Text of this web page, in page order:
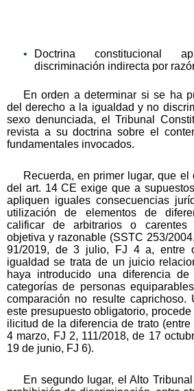
Doctrina constitucional
discriminación indirecta por
En orden a determinar si se ha
del derecho a la igualdad y no
sexo denunciada, el Tribunal
revista a su doctrina sobre el
fundamentales invocados.
Recuerda, en primer lugar, que
del art. 14 CE exige que a
apliquen iguales consecuencias
utilización de elementos de
calificar de arbitrarios o carentes
objetiva y razonable (SSTC 253/
91/2019, de 3 julio, FJ 4 a, entre
igualdad se trata de un juicio
haya introducido una diferencia
categorías de personas
comparación no resulte caprichoso.
este presupuesto obligatorio,
ilicitud de la diferencia de trato
4 marzo, FJ 2, 111/2018, de 17
19 de junio, FJ 6).
En segundo lugar, el Alto